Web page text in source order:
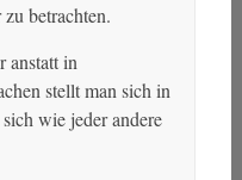
betrachten.
anstatt in
stellt man sich in
wie jeder andere